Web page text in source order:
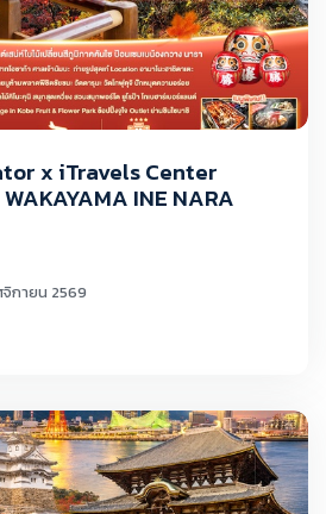
x iTravels Center
INE NARA
กายน 2569